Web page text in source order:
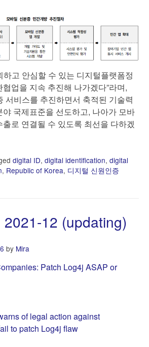
하고 안심할 수 있는 디지털플랫폼정
업을 지속 추진해 나가겠다”라며,
서비스를 추진하면서 축적된 기술력
국제표준을 선도하고, 나아가 모바
로 연결될 수 있도록 최선을 다하겠
digital ID, digital identification, digital
, Republic of Korea, 디지털 신원인증
12 (updating)
by Mira
Patch Log4j ASAP or
of legal action against
to patch Log4j flaw